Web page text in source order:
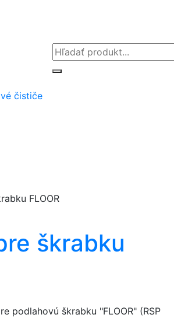
čističe
FLOOR
škrabku
podlahovú škrabku "FLOOR" (RSP